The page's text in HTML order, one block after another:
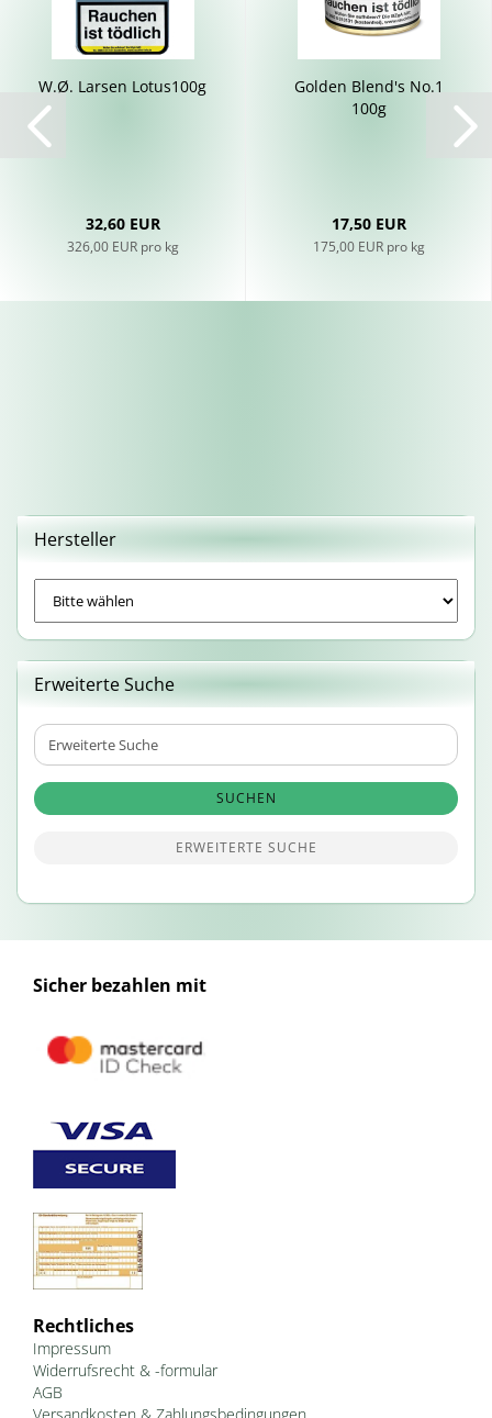
W.Ø. Lar­sen Lotus100g
32,60 EUR
326,00 EUR pro kg
Gol­den Blend's No.1
100g
17,50 EUR
175,00 EUR pro kg
Hersteller
Erweiterte Suche
Erweiterte
Suche
SUCHEN
ERWEITERTE SUCHE
Sicher bezahlen mit
Rechtliches
Impressum
Widerrufsrecht & -formular
AGB